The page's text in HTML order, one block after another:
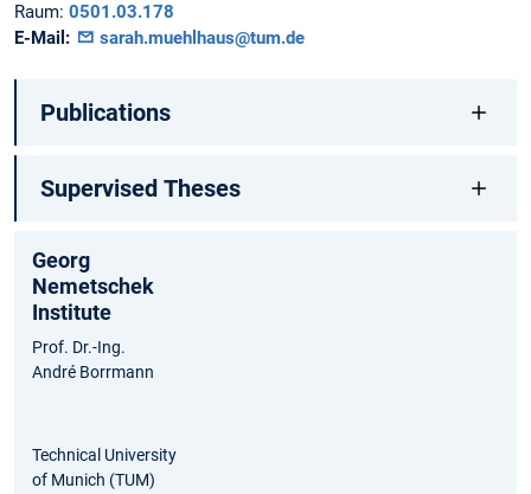
Raum: 0501.03.178
E-Mail:
sarah.muehlhaus@tum.de
Publications
Supervised Theses
Georg
Nemetschek
Institute
Prof. Dr.-Ing.
André Borrmann
Technical University
of Munich (TUM)